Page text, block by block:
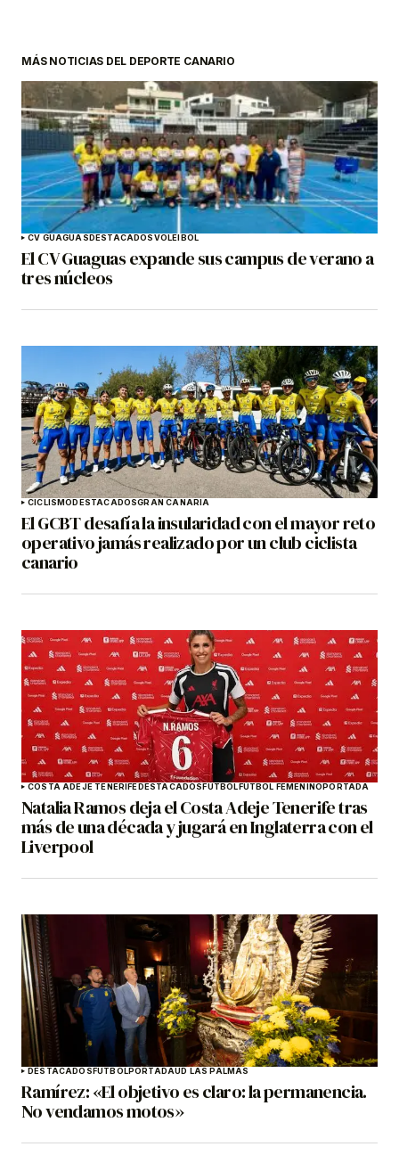
MÁS NOTICIAS DEL DEPORTE CANARIO
CV GUAGUASDESTACADOSVOLEIBOL
El CV Guaguas expande sus campus de verano a
tres núcleos
CICLISMODESTACADOSGRAN CANARIA
El GCBT desafía la insularidad con el mayor reto
operativo jamás realizado por un club ciclista
canario
COSTA ADEJE TENERIFEDESTACADOSFÚTBOLFÚTBOL FEMENINOPORTADA
Natalia Ramos deja el Costa Adeje Tenerife tras
más de una década y jugará en Inglaterra con el
Liverpool
DESTACADOSFÚTBOLPORTADAUD LAS PALMAS
Ramírez: «El objetivo es claro: la permanencia.
No vendamos motos»